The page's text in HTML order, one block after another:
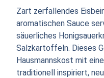
Zart zerfallendes
aromatischen Sauce
säuerliches
Salzkartoffeln. Dieses
Hausmannskost mit
traditionell inspiriert,